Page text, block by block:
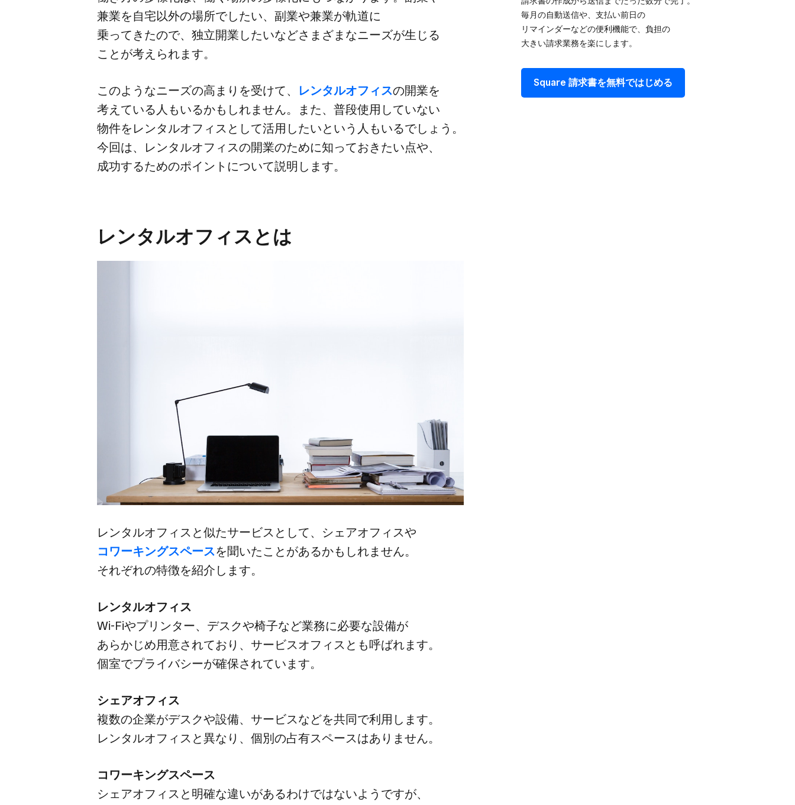
兼業を​自宅以外の​場所でしたい、​副業や​兼業が​軌道に​
乗ってきたので、​独立開業したいなどさまざまな​ニーズが​生じる​
ことが​考えられます。
このような​ニーズの​高まりを​受けて、 ​レンタルオフィスの​開業を​
考えている​人も​いるかもしれません。​また、​普段​使用していない​
物件を​レンタルオフィスと​して​活用したいと​いう​人も​いるでしょう。​
今回は、​レンタルオフィスの​開業の​ために​知って​おきたい​点や、​
成功する​ための​ポイントに​ついて​説明します。
レンタルオフィスとは
レンタルオフィスと​似た​サービスと​して、​シェアオフィスや
コワーキングスペースを​聞いた​ことが​あるかもしれません。​
それぞれの​特徴を​紹介します。
レンタルオフィス
Wi-Fiや​プリンター、​デスクや​椅子など​業務に​必要な​設備が​
あらかじめ用意されており、​サービスオフィスとも​呼ばれます。​
個室で​プライバシーが​確保されています。
シェアオフィス
複数の​企業が​デスクや​設備、​サービスなどを​共同で​利用します。​
レンタルオフィスと​異なり、​個別の​占有スペースは​ありません。
コワーキングスペース
シェアオフィスと​明確な​違いが​あるわけではないようですが、​
毎月の​自動送信や、​支払い​前日の​
リマインダーなどの​便利機能で、​負担の​
大きい請求業務を​楽にします。
Square 請求書を​無料で​はじめる